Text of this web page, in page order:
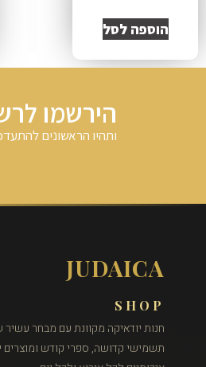
הוספה לסל
הירשמו
ותהיו הראשונים
JUDAICA
SHOP
חנות יודאיקה מקוונת עם מבחר
תשמישי קדושה, ספרי קודש ומוצרים